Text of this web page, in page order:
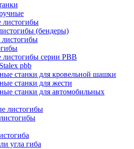
листогибы
(бендеры)
серии PBB
pbb
станки для кровельной шашки
станки для жести
станки для автомобильных
листогибы
угла гиба